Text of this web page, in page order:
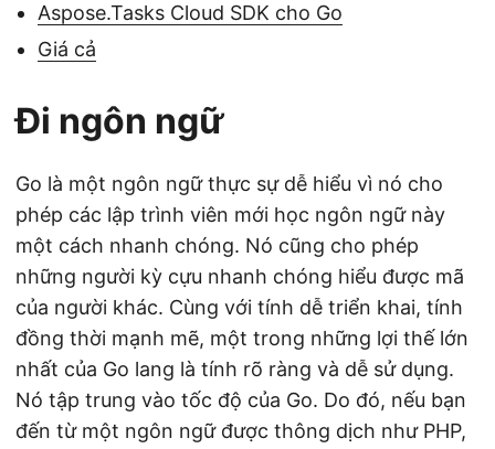
Aspose.Tasks Cloud SDK cho Go
Giá cả
Đi ngôn ngữ
Go là một ngôn ngữ thực sự dễ hiểu vì nó cho
phép các lập trình viên mới học ngôn ngữ này
một cách nhanh chóng. Nó cũng cho phép
những người kỳ cựu nhanh chóng hiểu được mã
của người khác. Cùng với tính dễ triển khai, tính
đồng thời mạnh mẽ, một trong những lợi thế lớn
nhất của Go lang là tính rõ ràng và dễ sử dụng.
Nó tập trung vào tốc độ của Go. Do đó, nếu bạn
đến từ một ngôn ngữ được thông dịch như PHP,